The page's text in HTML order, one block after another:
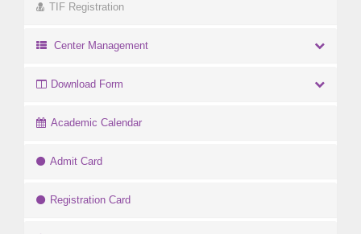
TIF Registration
Center Management
Download Form
Academic Calendar
Admit Card
Registration Card